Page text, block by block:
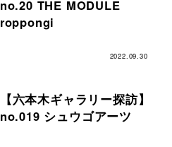
no.20 THE MODULE
roppongi
2022.09.30
【六本木ギャラリー探訪】
no.019 シュウゴアーツ